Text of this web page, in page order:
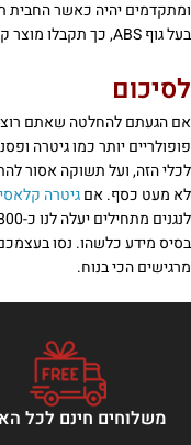
בעל גוף ABS, כך תקבלו מוצר קל ובעל טון עוצמתי.
לסיכום
אם הגעתם להחלטה שאתם רוצים
פופולריים יותר כמו גיטרה
לכלי הזה, ועל תשוקה אסור
לא מעט כסף. אםגיטרה קלאסית
בסיס מידע כלשהו. נסו
מרגישים הכי בנוח.
משלוחים חינם לכל